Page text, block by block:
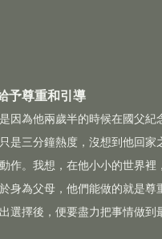
予尊重和引導
因為他兩歲半的時候在國父
是三分鐘熱度，沒想到他回
作。我想，在他小小的世界
身為父母，他們能做的就是
選擇後，便要盡力把事情做到